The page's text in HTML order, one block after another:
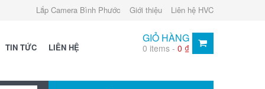
Lắp Camera Bình Phước Giới thiệu Liên hệ HVC
TIN TỨC LIÊN HỆ
GIỎ HÀNG
0 items -0 ₫